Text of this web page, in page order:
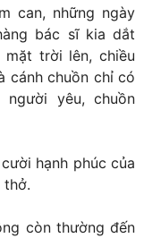
can, những ngày
bác sĩ kia dắt
trời lên, chiều
cánh chuồn chỉ có
yêu, chuồn
hạnh phúc của
thở.
còn thường đến